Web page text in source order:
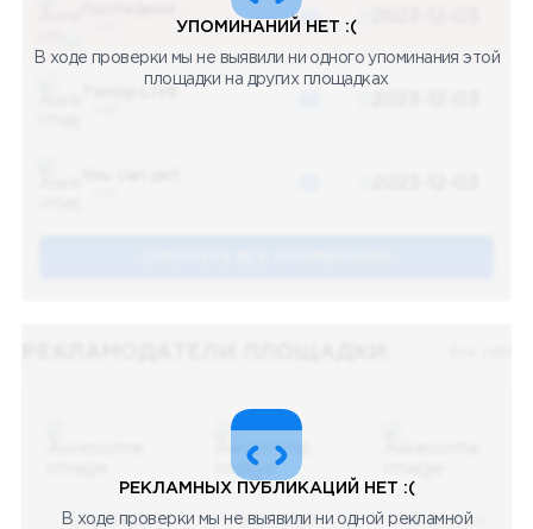
48
УПОМИНАНИЙ НЕТ :(
В ходе проверки мы не выявили ни одного упоминания этой
площадки на других площадках
08.05.2023
08.05.2023
08.05.2023
РЕКЛАМНЫХ ПУБЛИКАЦИЙ НЕТ :(
В ходе проверки мы не выявили ни одной рекламной